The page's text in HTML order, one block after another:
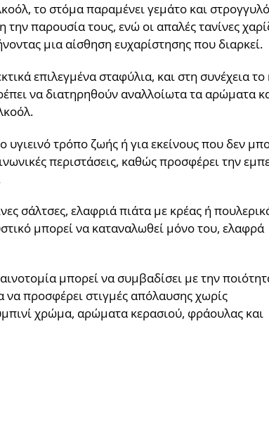
το στόμα παραμένει γεμάτο και
παρουσία τους, ενώ οι απαλές τανίνες
μια αίσθηση ευχαρίστησης που διαρκεί.
επιλεγμένα σταφύλια, και στη συνέχεια το
να διατηρηθούν αναλλοίωτα τα αρώματα
τρόπο ζωής ή για εκείνους που δεν
περιστάσεις, καθώς προσφέρει την
σάλτσες, ελαφριά πιάτα με κρέας ή
μπορεί να καταναλωθεί μόνο του, ελαφρά
μπορεί να συμβαδίσει με την
να προσφέρει στιγμές απόλαυσης χωρίς
χρώμα, αρώματα κερασιού, φράουλας και